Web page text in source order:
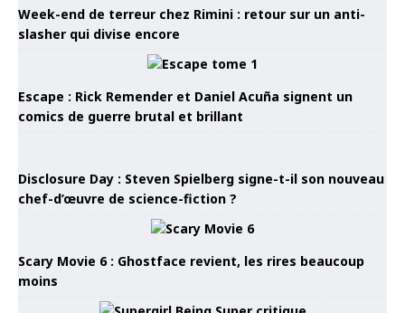
Week-end de terreur chez Rimini : retour sur un anti-
slasher qui divise encore
Escape : Rick Remender et Daniel Acuña signent un
comics de guerre brutal et brillant
Disclosure Day : Steven Spielberg signe-t-il son nouveau
chef-d’œuvre de science-fiction ?
Scary Movie 6 : Ghostface revient, les rires beaucoup
moins